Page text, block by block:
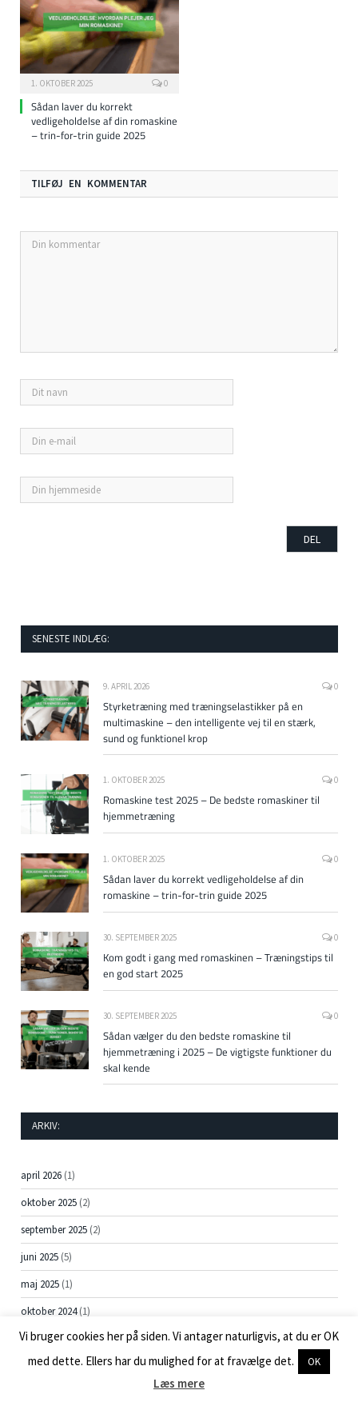
1. OKTOBER 2025 0
Sådan laver du korrekt
vedligeholdelse af din romaskine
– trin-for-trin guide 2025
TILFØJ EN KOMMENTAR
SENESTE INDLÆG:
9. APRIL 2026 0
Styrketræning med træningselastikker på en
multimaskine – den intelligente vej til en stærk,
sund og funktionel krop
1. OKTOBER 2025 0
Romaskine test 2025 – De bedste romaskiner til
hjemmetræning
1. OKTOBER 2025 0
Sådan laver du korrekt vedligeholdelse af din
romaskine – trin-for-trin guide 2025
30. SEPTEMBER 2025 0
Kom godt i gang med romaskinen – Træningstips til
en god start 2025
30. SEPTEMBER 2025 0
Sådan vælger du den bedste romaskine til
hjemmetræning i 2025 – De vigtigste funktioner du
skal kende
ARKIV:
april 2026 (1)
oktober 2025 (2)
september 2025 (2)
juni 2025 (5)
maj 2025 (1)
oktober 2024(1)
april 2024(7)
marts 2024(7)
Vi bruger cookies her på siden. Vi antager naturligvis, at du er OK
med dette. Ellers har du mulighed for at fravælge det.
OK
Læs mere